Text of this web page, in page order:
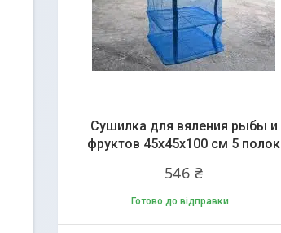
Сушилка для вяления рыбы и
фруктов 45х45х100 см 5 полок
546 ₴
Готово до відправки